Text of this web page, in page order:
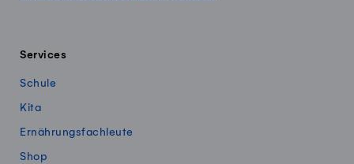
Services
Schule
Kita
Ernährungsfachleute
Shop